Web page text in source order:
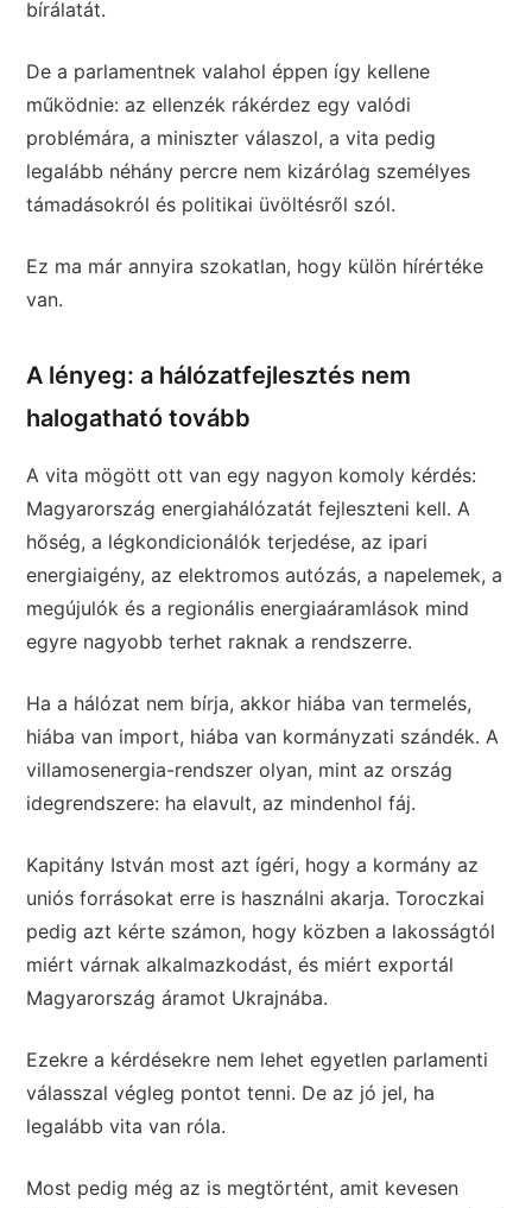
bírálatát.
De a parlamentnek valahol éppen így kellene
működnie: az ellenzék rákérdez egy valódi
problémára, a miniszter válaszol, a vita pedig
legalább néhány percre nem kizárólag személyes
támadásokról és politikai üvöltésről szól.
Ez ma már annyira szokatlan, hogy külön hírértéke
van.
A lényeg: a hálózatfejlesztés nem
halogatható tovább
A vita mögött ott van egy nagyon komoly kérdés:
Magyarország energiahálózatát fejleszteni kell. A
hőség, a légkondicionálók terjedése, az ipari
energiaigény, az elektromos autózás, a napelemek, a
megújulók és a regionális energiaáramlások mind
egyre nagyobb terhet raknak a rendszerre.
Ha a hálózat nem bírja, akkor hiába van termelés,
hiába van import, hiába van kormányzati szándék. A
villamosenergia-rendszer olyan, mint az ország
idegrendszere: ha elavult, az mindenhol fáj.
Kapitány István most azt ígéri, hogy a kormány az
uniós forrásokat erre is használni akarja. Toroczkai
pedig azt kérte számon, hogy közben a lakosságtól
miért várnak alkalmazkodást, és miért exportál
Magyarország áramot Ukrajnába.
Ezekre a kérdésekre nem lehet egyetlen parlamenti
válasszal végleg pontot tenni. De az jó jel, ha
legalább vita van róla.
Most pedig még az is megtörtént, amit kevesen